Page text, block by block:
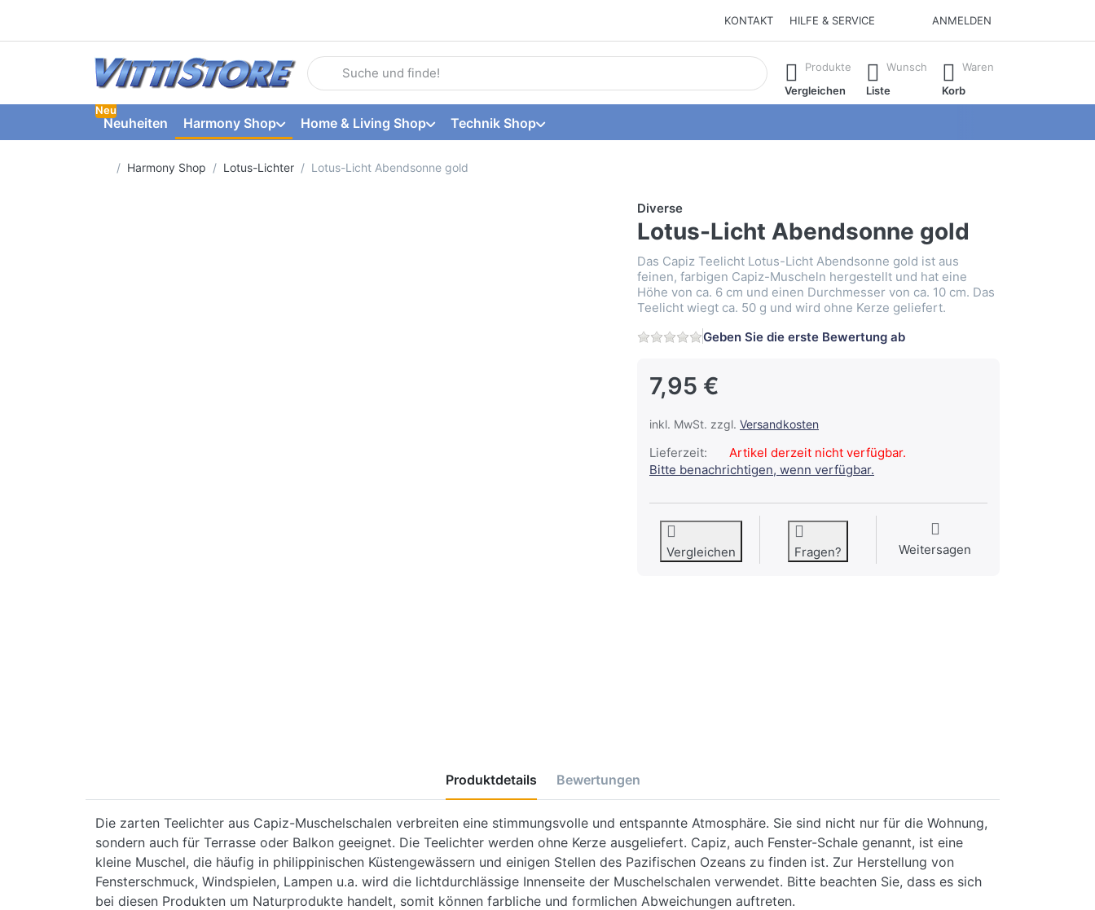
KONTAKT HILFE & SERVICE ANMELDEN
Geben Sie einen Suchbegriff ein. Während Sie tippen, erscheinen automatisch erste Ergebnisse. Drücken Sie die Eingabetaste, um alle
Produkte
Vergleichen
Wunsch
Liste
Waren
Korb
Neuheiten
Neu
Harmony Shop Home & Living Shop Technik Shop
Startseite
Harmony Shop Lotus-Lichter Lotus-Licht Abendsonne gold
Diverse
Lotus-Licht Abendsonne gold
Das Capiz Teelicht Lotus-Licht Abendsonne gold ist aus
feinen, farbigen Capiz-Muscheln hergestellt und hat eine
Höhe von ca. 6 cm und einen Durchmesser von ca. 10 cm. Das
Teelicht wiegt ca. 50 g und wird ohne Kerze geliefert.
Geben Sie die erste Bewertung ab
7,95 €
inkl. MwSt. zzgl. Versandkosten
Lieferzeit:
Artikel derzeit nicht verfügbar.
Bitte benachrichtigen, wenn verfügbar.
Vergleichen Fragen? Weitersagen
Produktdetails Bewertungen
Die zarten Teelichter aus Capiz-Muschelschalen verbreiten eine stimmungsvolle und entspannte Atmosphäre. Sie sind nicht nur für die Wohnung,
sondern auch für Terrasse oder Balkon geeignet. Die Teelichter werden ohne Kerze ausgeliefert. Capiz, auch Fenster-Schale genannt, ist eine
kleine Muschel, die häufig in philippinischen Küstengewässern und einigen Stellen des Pazifischen Ozeans zu finden ist. Zur Herstellung von
Fensterschmuck, Windspielen, Lampen u.a. wird die lichtdurchlässige Innenseite der Muschelschalen verwendet. Bitte beachten Sie, dass es sich
bei diesen Produkten um Naturprodukte handelt, somit können farbliche und formlichen Abweichungen auftreten.